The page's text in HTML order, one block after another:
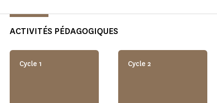
ACTIVITÉS PÉDAGOGIQUES
Cycle 1 Cycle 2